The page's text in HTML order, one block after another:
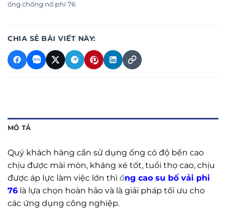
ống chống nổ phi 76
CHIA SẺ BÀI VIẾT NÀY:
MÔ TẢ
Quý khách hàng cần sử dụng ống có độ bền cao
chịu được mài mòn, kháng xé tốt, tuổi thọ cao, chịu
được áp lực làm việc lớn thì ống cao su bố vải phi
76 là lựa chọn hoàn hảo và là giải pháp tối ưu cho
các ứng dụng công nghiệp.